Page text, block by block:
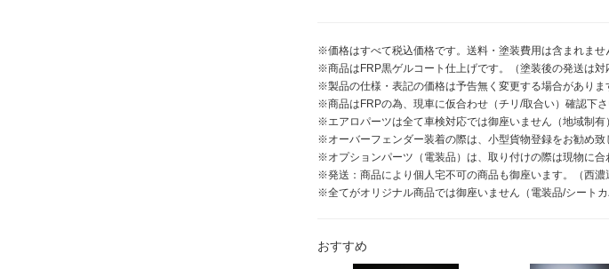
※価格はすべて税込価格です。送料・塗装費用は含まれませ
※商品はFRP黒ゲルコート仕上げです。（塗装後の発送は対
※製品の仕様・表記の価格は予告無く変更する場合がありま
※商品はFRPの為、現車に仮合わせ（チリ/取合い）確認下さ
※エアロパーツは全て車検対応では御座いません（地域制有）
※オーバーフェンダー装着の際は、小型貨物登録をお勧め致
※オプションパーツ（電装品）は、取り付けの際は現物に合
※発送：商品により個人宅不可の商品も御座います。（西濃
※全てがオリジナル商品では御座いません（電装品/シートカ
おすすめ